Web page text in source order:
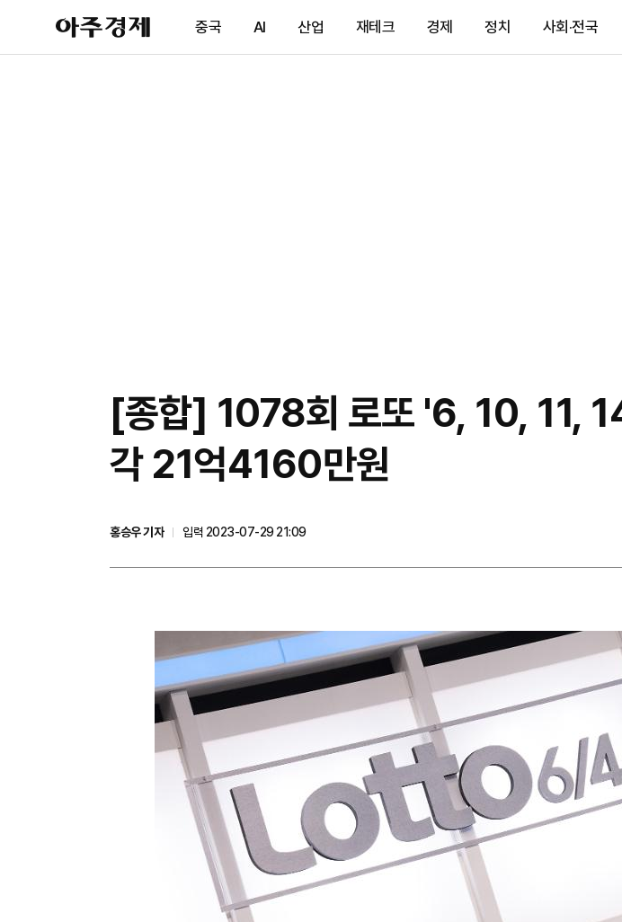
아
주
제
중국 AI 산업 재테크 경제 정치 사회·전국
​[종합] 1078회 로또 '6, 10, 11,
각 21억4160만원
홍승우 기자
입력 2023-07-29 21:09